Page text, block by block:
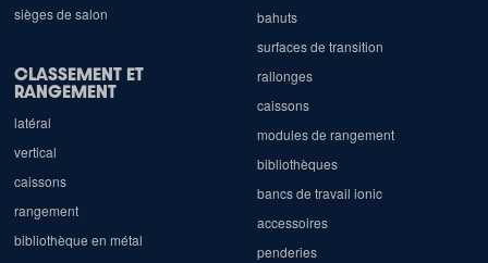
sièges de salon
bahuts
surfaces de transition
rallonges
caissons
modules de rangement
bibliothèques
bancs de travail ionic
accessoires
penderies
CLASSEMENT ET
RANGEMENT
latéral
vertical
caissons
rangement
bibliothèque en métal